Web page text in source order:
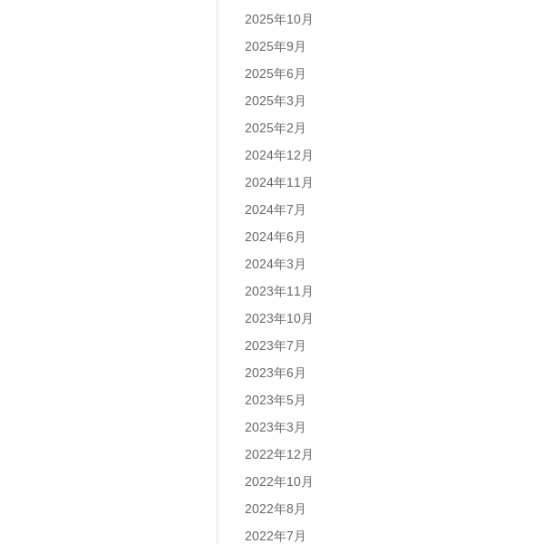
2025年10月
2025年9月
2025年6月
2025年3月
2025年2月
2024年12月
2024年11月
2024年7月
2024年6月
2024年3月
2023年11月
2023年10月
2023年7月
2023年6月
2023年5月
2023年3月
2022年12月
2022年10月
2022年8月
2022年7月